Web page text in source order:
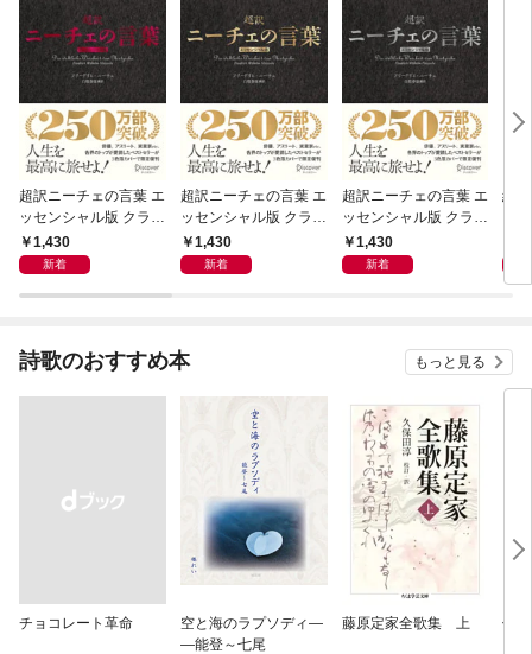
超訳ニーチェの言葉 エ
ッセンシャル版 クラシ
ックカバー赤箔
1,430
新着
超訳ニーチェの言葉 エ
ッセンシャル版 クラシ
ックカバー金箔
1,430
新着
超訳ニーチェの言葉 エ
ッセンシャル版 クラシ
ックカバー銀箔
1,430
新着
組
詩歌のおすすめ本 もっと見る
チョコレート革命
空と海のラプソディ―
―能登～七尾
藤原定家全歌集 上 俳